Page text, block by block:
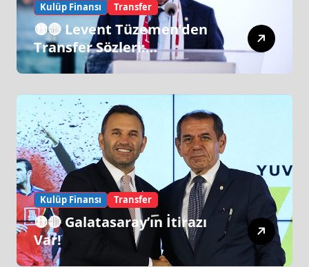
Kulüp Finansı Transfer
🟡🔴 Levent Tüzemen’den
Transfer Sözleri:
“Galatasaray’ın Zirve
Kulüp Finansı Transfer
🟡🔴 Galatasaray’ın İtirazı
Var!